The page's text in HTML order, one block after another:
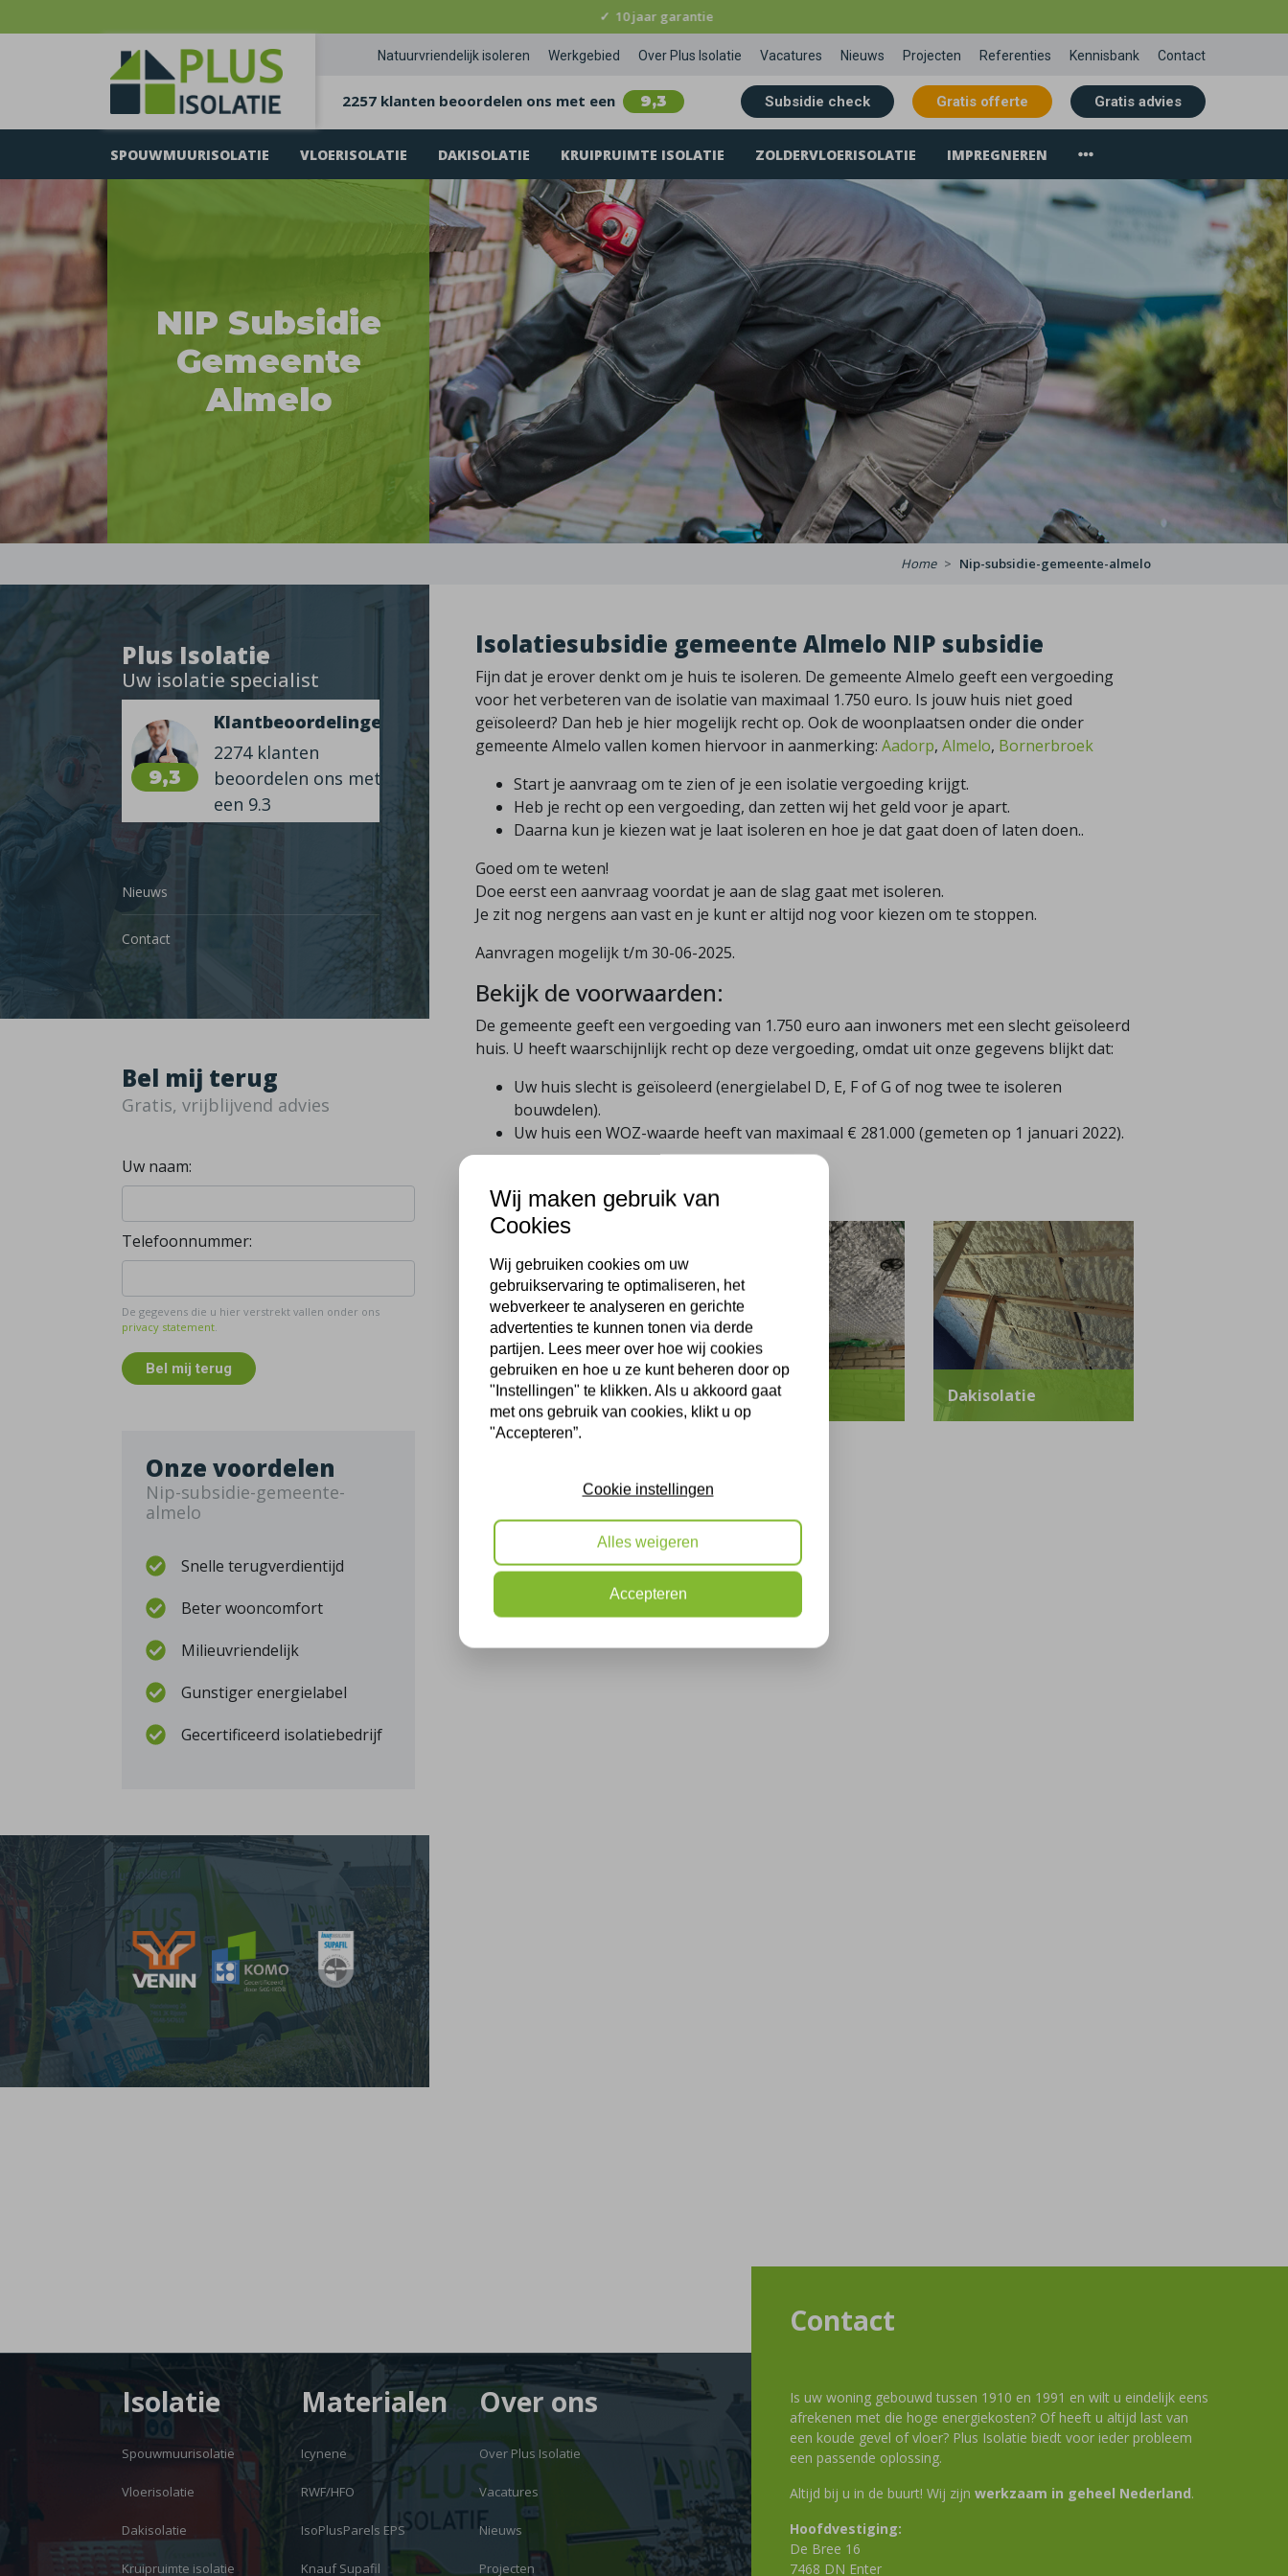
Ontzorging bij subsidieaanvragen
Natuurvriendelijk isoleren Werkgebied Over Plus Isolatie Vacatures Nieuws Projecten Referenties Kennisbank Contact
2257 klanten beoordelen ons met een 9,3 Subsidie check Gratis offerte Gratis advies
SPOUWMUURISOLATIE VLOERISOLATIE DAKISOLATIE KRUIPRUIMTE ISOLATIE ZOLDERVLOERISOLATIE IMPREGNEREN
NIP Subsidie
Gemeente
Almelo
Home Nip-subsidie-gemeente-almelo
Plus Isolatie
Uw isolatie specialist
9,3
Klantbeoordelingen
2274 klanten
beoordelen ons met
een 9.3
Nieuws
Contact
Bel mij terug
Gratis, vrijblijvend advies
Uw naam:
Telefoonnummer:
De gegevens die u hier verstrekt vallen onder ons
privacy statement.
Bel mij terug
Onze voordelen
Nip-subsidie-gemeente-
almelo
Snelle terugverdientijd
Beter wooncomfort
Milieuvriendelijk
Gunstiger energielabel
Gecertificeerd isolatiebedrijf
Isolatiesubsidie gemeente Almelo NIP subsidie
Fijn dat je erover denkt om je huis te isoleren. De gemeente Almelo geeft een vergoeding
voor het verbeteren van de isolatie van maximaal 1.750 euro. Is jouw huis niet goed
geïsoleerd? Dan heb je hier mogelijk recht op. Ook de woonplaatsen onder die onder
gemeente Almelo vallen komen hiervoor in aanmerking: Aadorp, Almelo, Bornerbroek
Start je aanvraag om te zien of je een isolatie vergoeding krijgt.
Heb je recht op een vergoeding, dan zetten wij het geld voor je apart.
Daarna kun je kiezen wat je laat isoleren en hoe je dat gaat doen of laten doen..
Goed om te weten!
Doe eerst een aanvraag voordat je aan de slag gaat met isoleren.
Je zit nog nergens aan vast en je kunt er altijd nog voor kiezen om te stoppen.
Aanvragen mogelijk t/m 30-06-2025.
Bekijk de voorwaarden:
De gemeente geeft een vergoeding van 1.750 euro aan inwoners met een slecht geïsoleerd
huis. U heeft waarschijnlijk recht op deze vergoeding, omdat uit onze gegevens blijkt dat:
Uw huis slecht is geïsoleerd (energielabel D, E, F of G of nog twee te isoleren
bouwdelen).
Uw huis een WOZ-waarde heeft van maximaal € 281.000 (gemeten op 1 januari 2022).
Spouwmuurisolatie Vloerisolatie Dakisolatie
Isolatie
Spouwmuurisolatie
Vloerisolatie
Dakisolatie
Kruipruimte isolatie
Materialen
Icynene
RWF/HFO
IsoPlusParels EPS
Knauf Supafil
Over ons
Over Plus Isolatie
Vacatures
Nieuws
Projecten
Contact
Is uw woning gebouwd tussen 1910 en 1991 en wilt u eindelijk eens
afrekenen met die hoge energiekosten? Of heeft u altijd last van
een koude gevel of vloer? Plus Isolatie biedt voor ieder probleem
een passende oplossing.
Altijd bij u in de buurt! Wij zijn werkzaam in geheel Nederland.
Hoofdvestiging:
De Bree 16
7468 DN Enter
Wij maken gebruik van
Cookies
Wij gebruiken cookies om uw
gebruikservaring te optimaliseren, het
webverkeer te analyseren en gerichte
advertenties te kunnen tonen via derde
partijen. Lees meer over hoe wij cookies
gebruiken en hoe u ze kunt beheren door op
"Instellingen" te klikken. Als u akkoord gaat
met ons gebruik van cookies, klikt u op
"Accepteren”.
Cookie instellingen
Alles weigeren
Accepteren